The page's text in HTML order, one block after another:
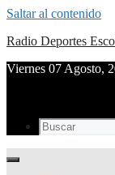
Saltar al contenido
Radio Deportes
Viernes 07 Agosto,